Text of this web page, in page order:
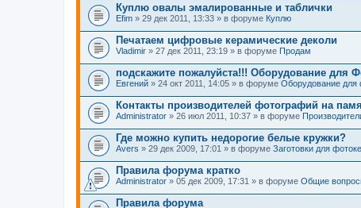
Куплю овалы эмалированные и таблички
Efim » 29 дек 2011, 13:33 » в форуме Куплю
Печатаем цифровые керамические деколи
Vladimir » 27 дек 2011, 23:19 » в форуме Продам
подскажите пожалуйста!!! Оборудование для
Евгений » 24 окт 2011, 14:05 » в форуме Оборудование для
Контакты производителей фотографий на
Administrator » 26 июл 2011, 10:37 » в форуме
Где можно купить недорогие белые кружки?
Avers » 29 дек 2009, 17:01 » в форуме Заготовки для
Правила форума кратко
Administrator » 05 дек 2009, 17:31 » в форуме Общие
Правила форума